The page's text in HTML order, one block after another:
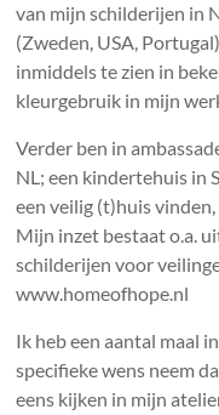
van mijn schilderijen in
(Zweden, USA,
inmiddels te zien in
kleurgebruik in mijn
Verder ben in
NL; een kindertehuis in
een veilig (t)huis
Mijn inzet bestaat o.a.
schilderijen voor
www.homeofhope.nl
Ik heb een aantal maal
specifieke wens neem
eens kijken in mijn